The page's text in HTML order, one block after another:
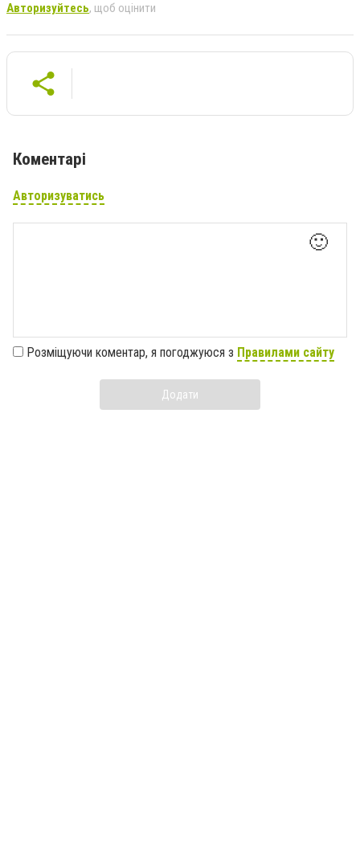
Авторизуйтесь, щоб оцінити
Коментарі
Авторизуватись
🙂
Розміщуючи коментар, я погоджуюся з Правилами сайту
Додати